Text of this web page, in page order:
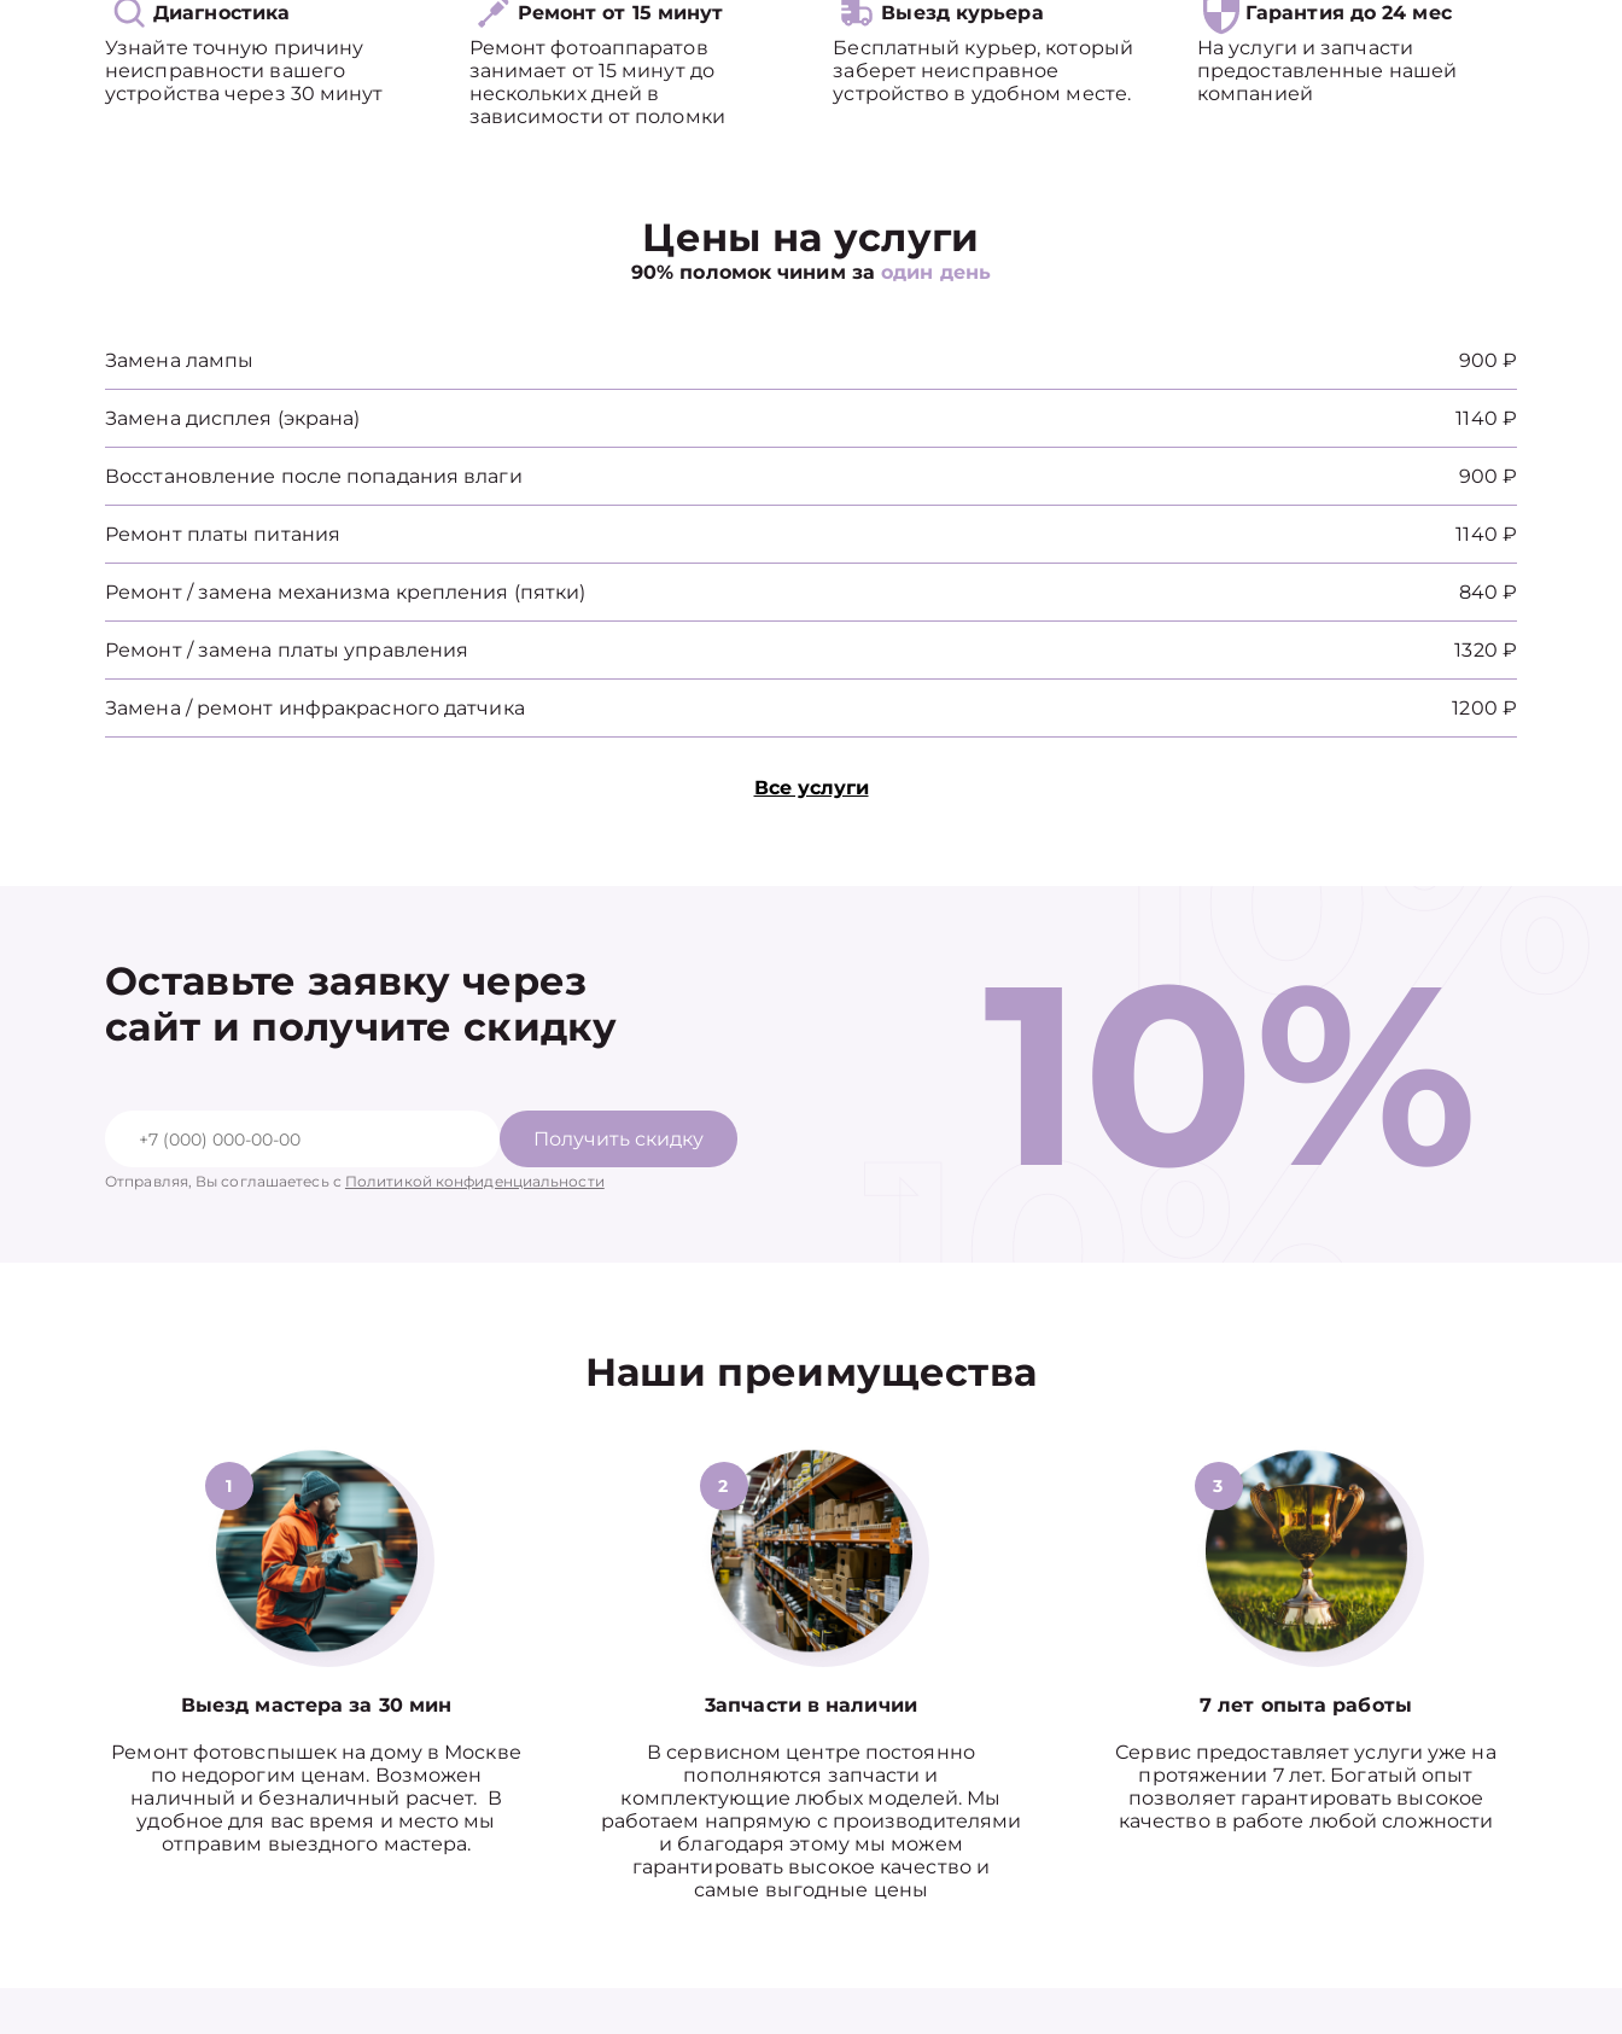
Диагностика
Узнайте точную причину
неисправности вашего
устройства через 30 минут
Ремонт от 15 минут
Ремонт фотоаппаратов
занимает от 15 минут до
нескольких дней в
зависимости от поломки
Выезд курьера
Бесплатный курьер, который
заберет неисправное
устройство в удобном месте.
Гарантия до 24 мес
На услуги и запчасти
предоставленные нашей
компанией
Цены на услуги
90% поломок чиним заодин день
Замена лампы 900 ₽
Замена дисплея (экрана) 1140 ₽
Восстановление после попадания влаги 900 ₽
Ремонт платы питания 1140 ₽
Ремонт / замена механизма крепления (пятки) 840 ₽
Ремонт / замена платы управления 1320 ₽
Замена / ремонт инфракрасного датчика 1200 ₽
Все услуги
Оставьте заявку через
сайт и получите скидку
Получить скидку
Отправляя, Вы соглашаетесь с Политикой конфиденциальности 10%
10%
10%
Наши преимущества
1
Выезд мастера за 30 мин
Ремонт фотовспышек на дому в Москве
по недорогим ценам. Возможен
наличный и безналичный расчет. В
удобное для вас время и место мы
отправим выездного мастера.
2
3апчасти в наличии
В сервисном центре постоянно
пополняются запчасти и
комплектующие любых моделей. Мы
работаем напрямую с производителями
и благодаря этому мы можем
гарантировать высокое качество и
самые выгодные цены
3
7 лет опыта работы
Сервис предоставляет услуги уже на
протяжении 7 лет. Богатый опыт
позволяет гарантировать высокое
качество в работе любой сложности